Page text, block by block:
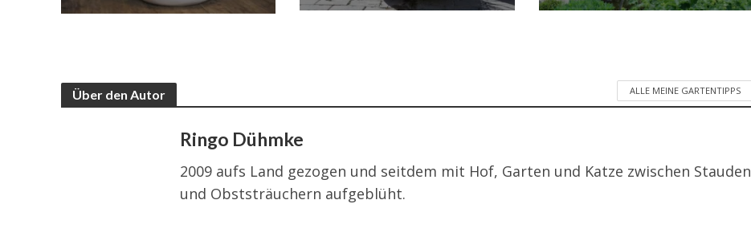
Über den Autor ALLE MEINE GARTENTIPPS
Ringo Dühmke
2009 aufs Land gezogen und seitdem mit Hof, Garten und Katze zwischen Stauden
und Obststräuchern aufgeblüht.